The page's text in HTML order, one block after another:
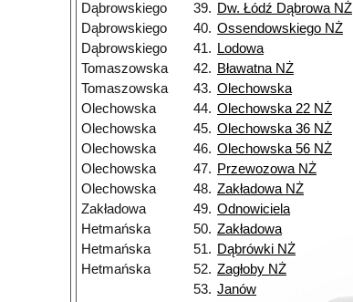
Dąbrowskiego
39. Dw. Łódź Dąbrowa NŻ
Dąbrowskiego
40. Ossendowskiego NŻ
Dąbrowskiego
41. Lodowa
Tomaszowska
42. Bławatna NŻ
Tomaszowska
43. Olechowska
Olechowska
44. Olechowska 22 NŻ
Olechowska
45. Olechowska 36 NŻ
Olechowska
46. Olechowska 56 NŻ
Olechowska
47. Przewozowa NŻ
Olechowska
48. Zakładowa NŻ
Zakładowa
49. Odnowiciela
Hetmańska
50. Zakładowa
Hetmańska
51. Dąbrówki NŻ
Hetmańska
52. Zagłoby NŻ
53. Janów